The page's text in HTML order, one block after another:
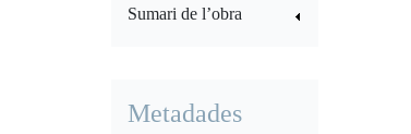
Sumari de l’obra
Metadades